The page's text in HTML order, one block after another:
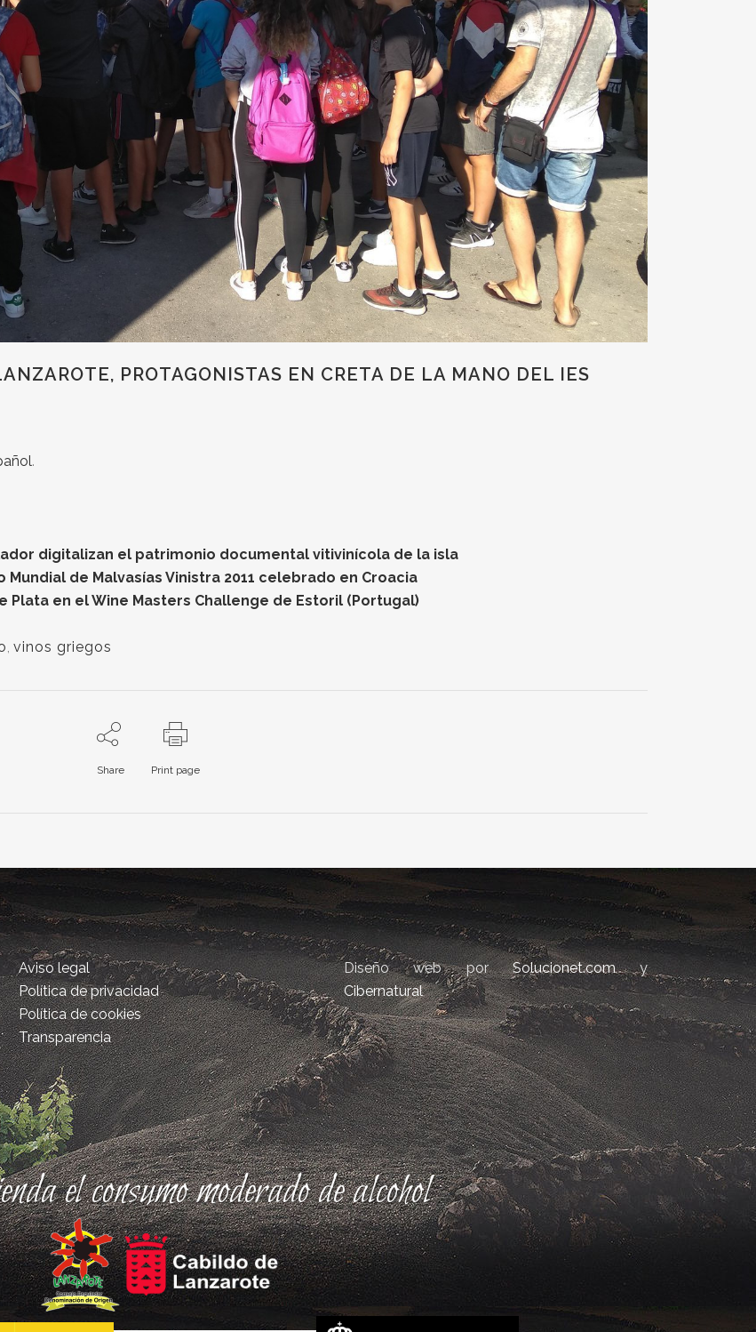
PROTAGONISTAS EN CRETA DE LA MANO DEL IES
.
digitalizan el patrimonio documental vitivinícola de la isla
de Malvasías Vinistra 2011 celebrado en Croacia
en el Wine Masters Challenge de Estoril (Portugal)
, vinos griegos
Share Print page
Aviso legal
Política de privacidad
Política de cookies
Transparencia
Diseño web porSolucionet.comy
Cibernatural
el consumo moderado de alcohol